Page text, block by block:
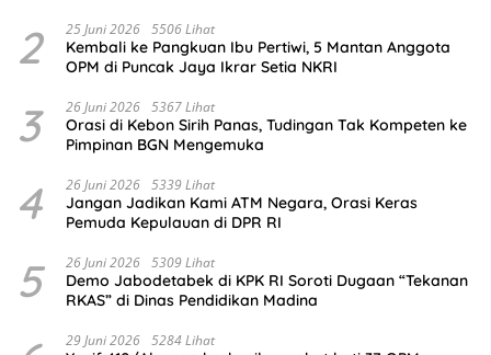
2 25 Juni 2026 5506 Lihat
Kembali ke Pangkuan Ibu Pertiwi, 5 Mantan Anggota
OPM di Puncak Jaya Ikrar Setia NKRI
3 26 Juni 2026 5367 Lihat
Orasi di Kebon Sirih Panas, Tudingan Tak Kompeten ke
Pimpinan BGN Mengemuka
4 26 Juni 2026 5339 Lihat
Jangan Jadikan Kami ATM Negara, Orasi Keras
Pemuda Kepulauan di DPR RI
5 26 Juni 2026 5309 Lihat
Demo Jabodetabek di KPK RI Soroti Dugaan “Tekanan
RKAS” di Dinas Pendidikan Madina
29 Juni 2026 5284 Lihat